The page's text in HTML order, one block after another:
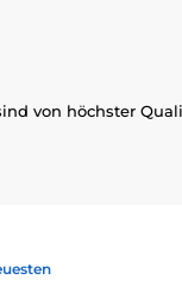
von höchster